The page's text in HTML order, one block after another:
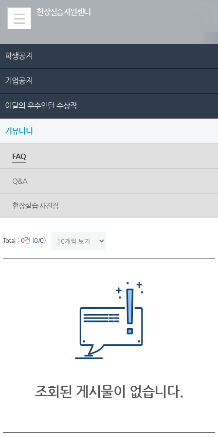
Skip Menu
현장실습지원센터
학생공지
기업공지
이달의 우수인턴 수상작
커뮤니티
FAQ
Q&A
현장실습 사진집
Total : 0건 (0/0)
조회된 게시물이 없습니다.